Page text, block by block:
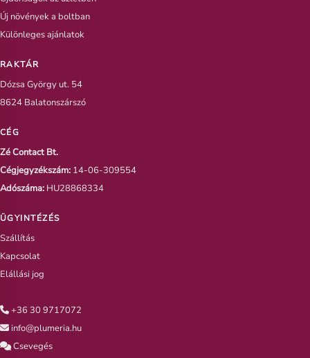
Új növények a boltban
Különleges ajánlatok
RAKTÁR
Dózsa György ut. 54
8624 Balatonszárszó
CÉG
Zé Contact Bt.
Cégjegyzékszám: 14-06-309554
Adószáma: HU28868334
ÜGYINTÉZÉS
Szállítás
Kapcsolat
Elállási jog
+36 30 9717072
info@plumeria.hu
Csevegés